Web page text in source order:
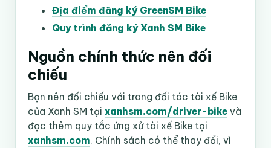
Địa điểm đăng ký GreenSM Bike
Quy trình đăng ký Xanh SM Bike
Nguồn chính thức nên đối
chiếu
Bạn nên đối chiếu với trang đối tác tài xế Bike
của Xanh SM tại xanhsm.com/driver-bike và
đọc thêm quy tắc ứng xử tài xế Bike tại
xanhsm.com. Chính sách có thể thay đổi, vì